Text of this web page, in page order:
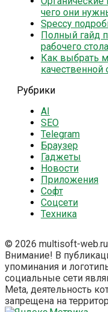
чего они
Speccy
Полный гайд
рабочего
Как выбрать
качественной
Рубрики
AI
SEO
Telegram
Браузер
Гаджеты
Новости
Приложения
Софт
Соцсети
Техника
© 2026 multisoft-web.ru
Внимание! В
упоминания и
социальные сети
Meta, деятельность
запрещена на